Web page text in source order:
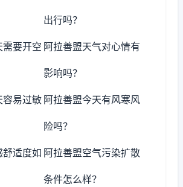
出行吗？
需要开空 阿拉善盟天气对心情有
影响吗？
容易过敏 阿拉善盟今天有风寒风
险吗？
舒适度如 阿拉善盟空气污染扩散
条件怎么样？